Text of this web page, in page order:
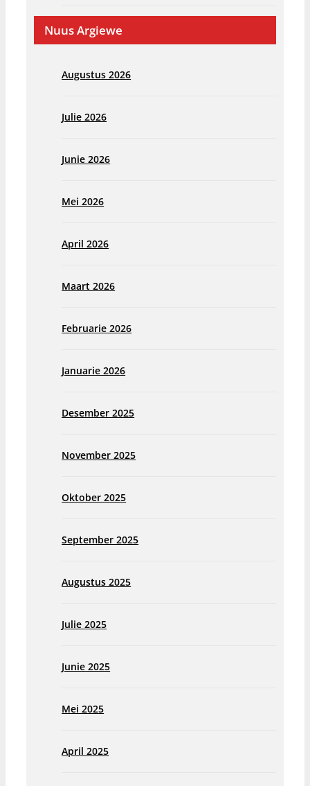
Nuus Argiewe
Augustus 2026
Julie 2026
Junie 2026
Mei 2026
April 2026
Maart 2026
Februarie 2026
Januarie 2026
Desember 2025
November 2025
Oktober 2025
September 2025
Augustus 2025
Julie 2025
Junie 2025
Mei 2025
April 2025